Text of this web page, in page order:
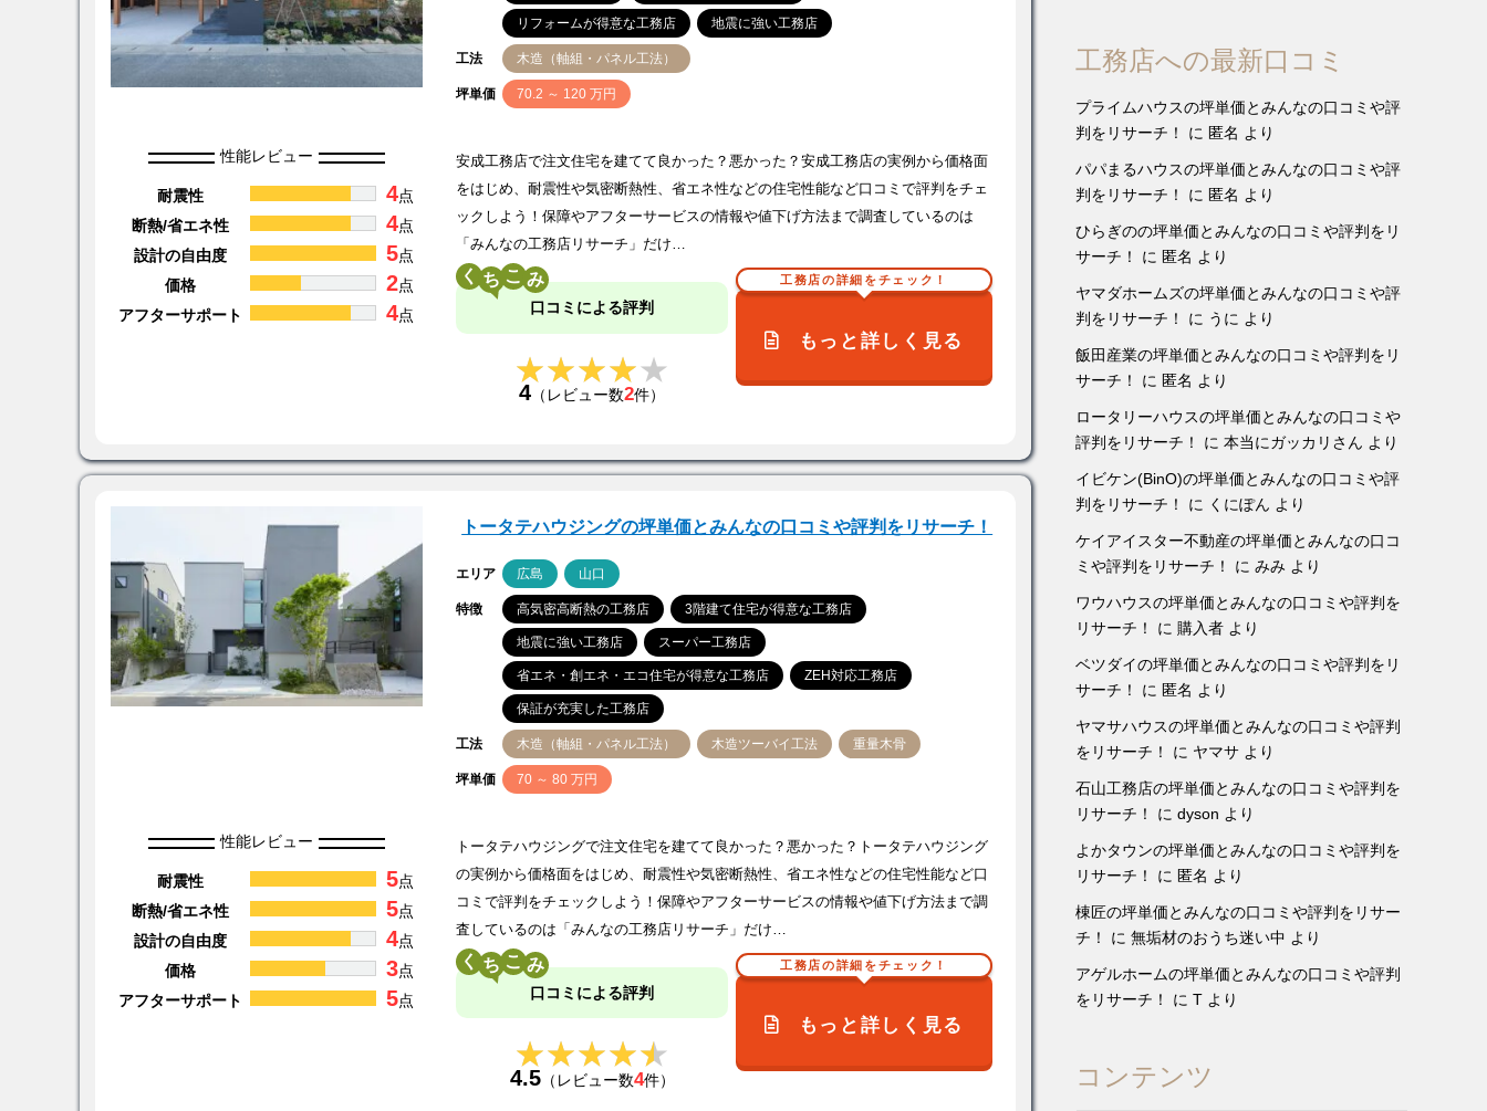
リフォームが得意な工務店 地震に強い工務店
工法 木造（軸組・パネル工法）
坪単価 70.2 ～ 120 万円
性能レビュー
耐震性 4点
断熱/省エネ性
4点
設計の自由度
5点
価格
2点
アフターサポート
4点
安成工務店で注文住宅を建てて良かった？悪かった？安成工務店の実例から価格面
をはじめ、耐震性や気密断熱性、省エネ性などの住宅性能など口コミで評判をチェ
ックしよう！保障やアフターサービスの情報や値下げ方法まで調査しているのは
「みんなの工務店リサーチ」だけ…
く こ
口コミによる評判
★★★★★
★★★★★
4 （レビュー数2件）
工務店の詳細をチェック！
もっと詳しく見る
トータテハウジングの坪単価とみんなの口コミや評判をリサーチ！
エリア 広島 山口
特徴 高気密高断熱の工務店 3階建て住宅が得意な工務店
地震に強い工務店 スーパー工務店
省エネ・創エネ・エコ住宅が得意な工務店 ZEH対応工務店
保証が充実した工務店
工法 木造（軸組・パネル工法） 木造ツーバイ工法 重量木骨
坪単価 70 ～ 80 万円
性能レビュー
耐震性 5点
断熱/省エネ性
5点
設計の自由度
4点
価格
3点
アフターサポート
5点
トータテハウジングで注文住宅を建てて良かった？悪かった？トータテハウジング
の実例から価格面をはじめ、耐震性や気密断熱性、省エネ性などの住宅性能など口
コミで評判をチェックしよう！保障やアフターサービスの情報や値下げ方法まで調
査しているのは「みんなの工務店リサーチ」だけ…
く こ
口コミによる評判
★★★★★
★★★★★
4.5（レビュー数4件）
工務店の詳細をチェック！
もっと詳しく見る
工務店への最新口コミ
プライムハウスの坪単価とみんなの口コミや評
判をリサーチ！
に 匿名 より
パパまるハウスの坪単価とみんなの口コミや評
判をリサーチ！
に 匿名 より
ひらぎのの坪単価とみんなの口コミや評判をリ
サーチ！
に 匿名 より
ヤマダホームズの坪単価とみんなの口コミや評
判をリサーチ！
に うに より
飯田産業の坪単価とみんなの口コミや評判をリ
サーチ！
に 匿名 より
ロータリーハウスの坪単価とみんなの口コミや
評判をリサーチ！
に 本当にガッカリさん より
イビケン(BinO)の坪単価とみんなの口コミや評
判をリサーチ！
に くにぽん より
ケイアイスター不動産の坪単価とみんなの口コ
ミや評判をリサーチ！
に みみ より
ワウハウスの坪単価とみんなの口コミや評判を
リサーチ！
に 購入者 より
ベツダイの坪単価とみんなの口コミや評判をリ
サーチ！
に 匿名 より
ヤマサハウスの坪単価とみんなの口コミや評判
をリサーチ！
に ヤマサ より
石山工務店の坪単価とみんなの口コミや評判を
リサーチ！
に dyson より
よかタウンの坪単価とみんなの口コミや評判を
リサーチ！
に 匿名 より
棟匠の坪単価とみんなの口コミや評判をリサー
チ！
に 無垢材のおうち迷い中 より
アゲルホームの坪単価とみんなの口コミや評判
をリサーチ！
に T より
コンテンツ